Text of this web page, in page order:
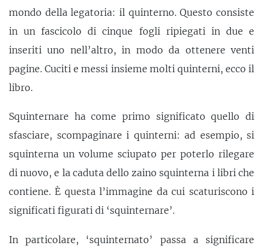
mondo della legatoria: il quinterno. Questo consiste
in un fascicolo di cinque fogli ripiegati in due e
inseriti uno nell’altro, in modo da ottenere venti
pagine. Cuciti e messi insieme molti quinterni, ecco il
libro.
Squinternare ha come primo significato quello di
sfasciare, scompaginare i quinterni: ad esempio, si
squinterna un volume sciupato per poterlo rilegare
di nuovo, e la caduta dello zaino squinterna i libri che
contiene. È questa l’immagine da cui scaturiscono i
significati figurati di ‘squinternare’.
In particolare, ‘squinternato’ passa a significare